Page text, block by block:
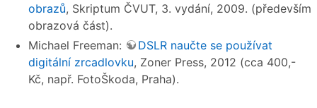
obrazů, Skriptum ČVUT, 3. vydání, 2009. (především
obrazová část).
Michael Freeman:
DSLR naučte se používat
digitální zrcadlovku, Zoner Press, 2012 (cca 400,-
Kč, např. FotoŠkoda, Praha).